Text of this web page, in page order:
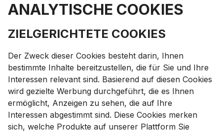
ANALYTISCHE COOKIES
ZIELGERICHTETE COOKIES
Der Zweck dieser Cookies besteht darin, Ihnen
bestimmte Inhalte bereitzustellen, die für Sie und Ihre
Interessen relevant sind. Basierend auf diesen Cookies
wird gezielte Werbung durchgeführt, die es Ihnen
ermöglicht, Anzeigen zu sehen, die auf Ihre
Interessen abgestimmt sind. Diese Cookies merken
sich, welche Produkte auf unserer Plattform Sie